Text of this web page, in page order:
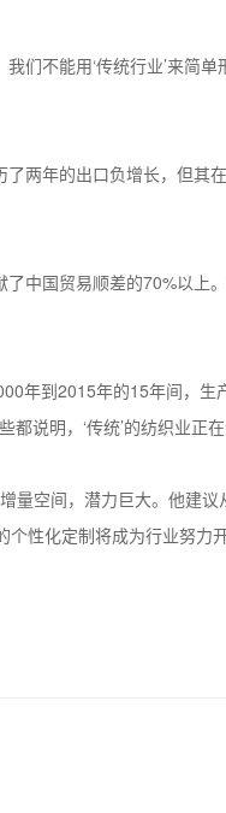
们不能用‘传统行业’来简单
两年的出口负增长，但其
中国贸易顺差的70%以上
年到2015年的15年间，生
说明，‘传统’的纺织业正
量空间，潜力巨大。他建议
性化定制将成为行业努力